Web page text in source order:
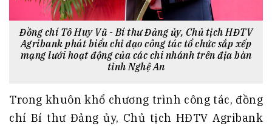
Đồng chí Tô Huy Vũ - Bí thư Đảng ủy, Chủ tịch HĐTV
Agribank phát biểu chỉ đạo công tác tổ chức sắp xếp
mạng lưới hoạt động của các chi nhánh trên địa bàn
tỉnh Nghệ An
Trong khuôn khổ chương trình công tác, đồng
chí Bí thư Đảng ủy, Chủ tịch HĐTV Agribank